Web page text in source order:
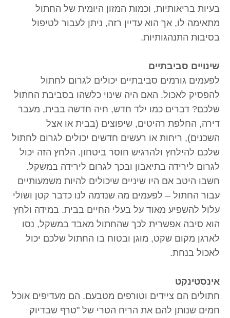
בעיות בריאותיות, וכמות המזון היומית של החתול
מתאימה לו, אך הוא עדיין רזה, ניתן לעבור לטיפול
בסיבות התנהגותיות.
שינויים סביבתיים
לפעמים גורמים סביבתיים יכולים לגרום לחתול
להפסיק לאכול. האם היה שינוי כלשהו בסביבת החתול
שלכם? דברים כמו ילד חדש, חיה חדשה בבית, מעבר
דירה, החלפת רהיטים, שיפוצים (בבית או אצל
השכנים), ריחות או רעשים חדשים יכולים לגרום לחתול
שלכם להילחץ ולהרגיש חוסר ביטחון. הלחץ הזה יכול
לגרום לירידה בתיאבון ובכך לגרום לירידה במשקל.
חשבו היטב אם היו שיניים שיכולים להיות משמעותיים
עבור החתול – לפעמים מה שנדמה לנו כדבר קטן ושולי
עלול להשפיע מאוד על בעלי החיים בבית. במידה ולחץ
הוא סיבה אפשרית לכך שהחתול מאבד במשקל, נסו
לארגן מקום שקט, מוגן ובטוח בו החתול שלכם יכול
לאכול בנחת.
אינסטינקט
חתולים הם ציידים וטורפים מטבעם. הם מעדיפים אוכל
חמים שנותן להם את הריח הטרי של "טרף שבדיוק